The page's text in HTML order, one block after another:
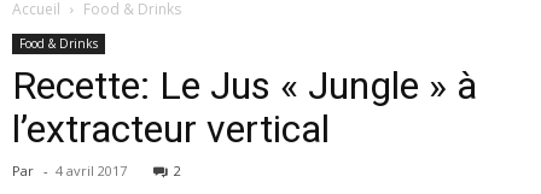
Accueil Food & Drinks
Food & Drinks
Recette: Le Jus « Jungle » à
l’extracteur vertical
Par - 4 avril 2017 2